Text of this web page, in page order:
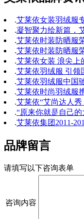
.艾莱依女装羽绒服
.凝智聚力绘新篇，
.艾莱依时装防晒服
.艾莱依时装防晒服
.艾莱依女装 浪尖上
.艾莱依羽绒服 引领
.艾莱依羽绒服中国
.艾莱依时尚羽绒服
.艾莱依“艾尚达人
.“原来你就是自己的
.艾莱依集团2011-
品牌留言
请填写以下咨询表单
咨询内容